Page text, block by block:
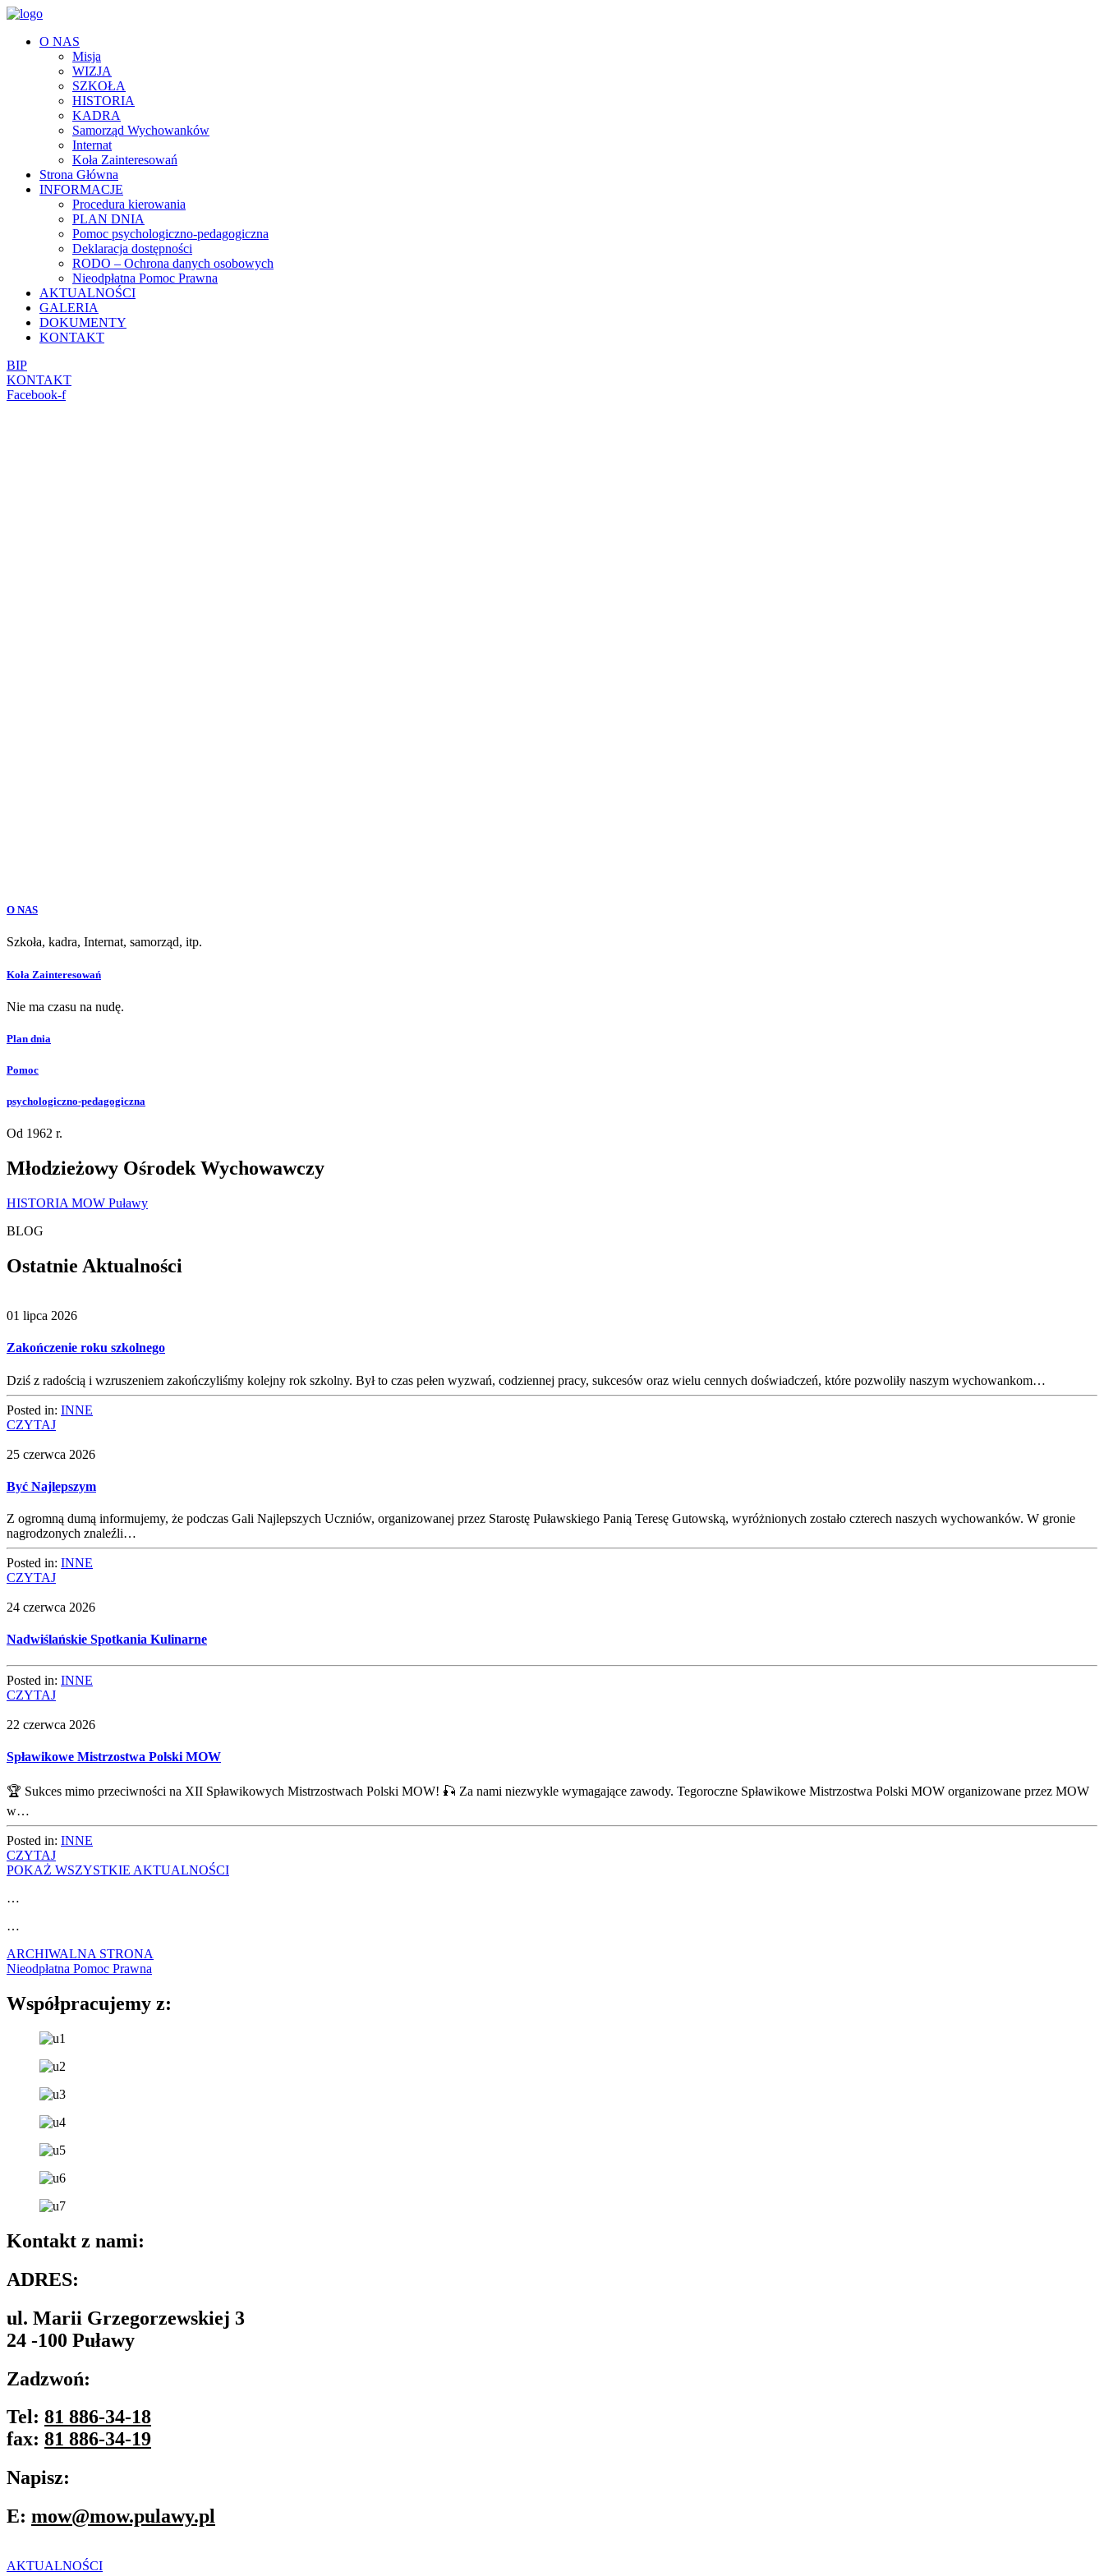
O NAS
Misja
WIZJA
SZKOŁA
HISTORIA
KADRA
Samorząd Wychowanków
Internat
Koła Zainteresowań
Strona Główna
INFORMACJE
Procedura kierowania
PLAN DNIA
Pomoc psychologiczno-pedagogiczna
Deklaracja dostępności
RODO – Ochrona danych osobowych
Nieodpłatna Pomoc Prawna
AKTUALNOŚCI
GALERIA
DOKUMENTY
KONTAKT
BIP
KONTAKT
Facebook-f
O NAS
Szkoła, kadra, Internat, samorząd, itp.
Koła Zainteresowań
Nie ma czasu na nudę.
Plan dnia
Pomoc
psychologiczno-pedagogiczna
Od 1962 r.
Młodzieżowy Ośrodek Wychowawczy
HISTORIA MOW Puławy
BLOG
Ostatnie Aktualności
01 lipca 2026
Zakończenie roku szkolnego
Dziś z radością i wzruszeniem zakończyliśmy kolejny rok szkolny. Był to czas pełen wyzwań, codziennej pracy, sukcesów oraz wielu cennych doświadczeń, które pozwoliły naszym wychowankom…
Posted in: INNE
CZYTAJ
25 czerwca 2026
Być Najlepszym
Z ogromną dumą informujemy, że podczas Gali Najlepszych Uczniów, organizowanej przez Starostę Puławskiego Panią Teresę Gutowską, wyróżnionych zostało czterech naszych wychowanków. W gronie
nagrodzonych znaleźli…
Posted in: INNE
CZYTAJ
24 czerwca 2026
Nadwiślańskie Spotkania Kulinarne
Posted in: INNE
CZYTAJ
22 czerwca 2026
Spławikowe Mistrzostwa Polski MOW
🏆 Sukces mimo przeciwności na XII Spławikowych Mistrzostwach Polski MOW! 🎣 Za nami niezwykle wymagające zawody. Tegoroczne Spławikowe Mistrzostwa Polski MOW organizowane przez MOW
w…
Posted in: INNE
CZYTAJ
POKAŻ WSZYSTKIE AKTUALNOŚCI
…
…
ARCHIWALNA STRONA
Nieodpłatna Pomoc Prawna
Współpracujemy z:
Kontakt z nami:
ADRES:
ul. Marii Grzegorzewskiej 3
24 -100 Puławy
Zadzwoń:
Tel: 81 886-34-18
fax: 81 886-34-19
Napisz:
E: mow@mow.pulawy.pl
AKTUALNOŚCI